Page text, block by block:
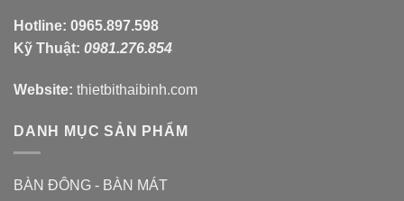
Hotline: 0965.897.598
Kỹ Thuật: 0981.276.854
Website: thietbithaibinh.com
DANH MỤC SẢN PHẨM
BÀN ĐÔNG - BÀN MÁT